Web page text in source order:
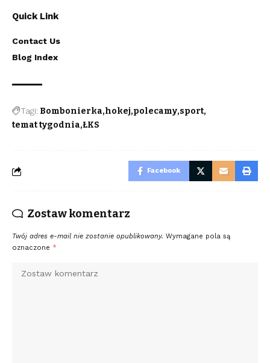
Quick Link
Contact Us
Blog Index
Tagi: Bombonierka hokej polecamy sport
temat tygodnia ŁKS
Facebook
Zostaw komentarz
Twój adres e-mail nie zostanie opublikowany. Wymagane pola są
oznaczone *